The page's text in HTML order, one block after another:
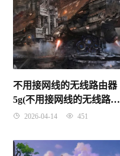
不用接网线的无线路由器
5g(不用接网线的无线路由
器多少钱)
2026-04-14 451